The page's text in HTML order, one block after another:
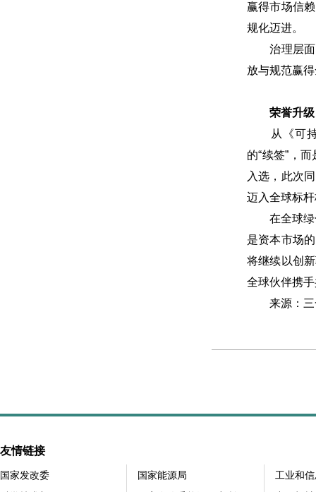
赢得市场信
规化迈进。
治理层面，
放与规范赢
荣誉升级
从《可持
的“续签”，
入选，此次
迈入全球标
在全球绿色
是资本市场
将继续以创
全球伙伴携
来源：三
友情链接
国家发改委 国家能源局
工业和